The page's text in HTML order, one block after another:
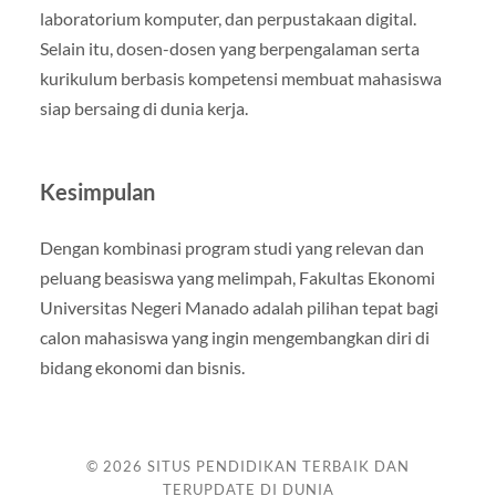
laboratorium komputer, dan perpustakaan digital.
Selain itu, dosen-dosen yang berpengalaman serta
kurikulum berbasis kompetensi membuat mahasiswa
siap bersaing di dunia kerja.
Kesimpulan
Dengan kombinasi program studi yang relevan dan
peluang beasiswa yang melimpah, Fakultas Ekonomi
Universitas Negeri Manado adalah pilihan tepat bagi
calon mahasiswa yang ingin mengembangkan diri di
bidang ekonomi dan bisnis.
© 2026 SITUS PENDIDIKAN TERBAIK DAN
TERUPDATE DI DUNIA